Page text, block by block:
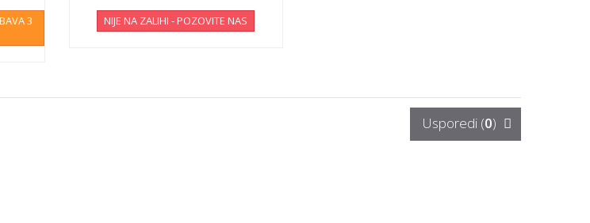
3
NIJE NA ZALIHI - POZOVITE NAS
Usporedi (0)